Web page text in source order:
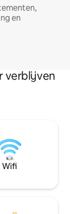
en
verblijven
Wifi